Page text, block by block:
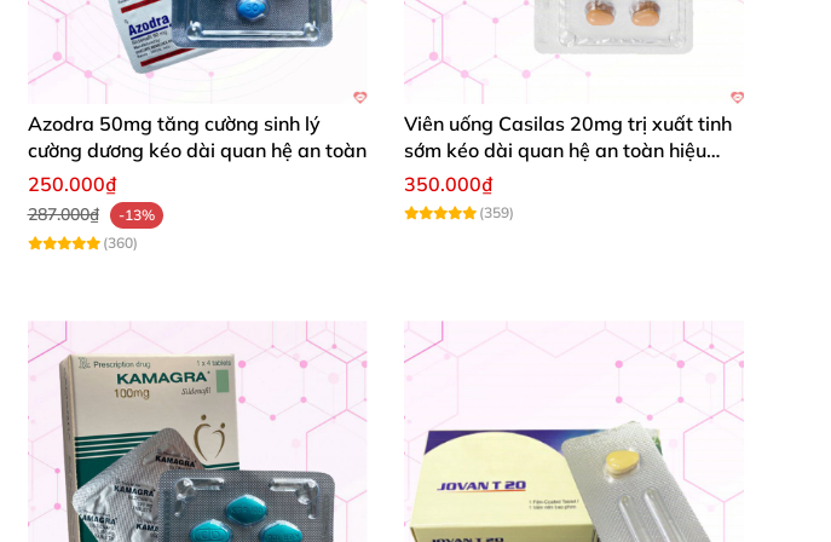
Azodra 50mg tăng cường sinh lý
cường dương kéo dài quan hệ an toàn
250.000₫
287.000₫
-13%
(360)
Viên uống Casilas 20mg trị xuất tinh
sớm kéo dài quan hệ an toàn hiệu
quả
350.000₫
(359)